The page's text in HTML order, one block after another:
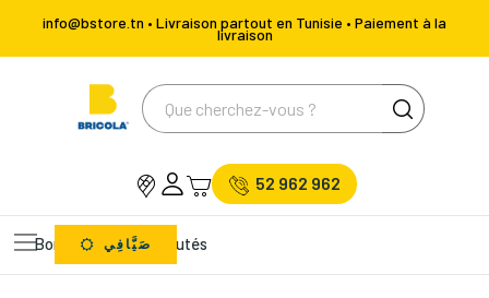
info@bstore.tn • Livraison partout en Tunisie • Paiement à la
livraison
52 962 962
Bons Plans Nouveautés
صَيَّافِي